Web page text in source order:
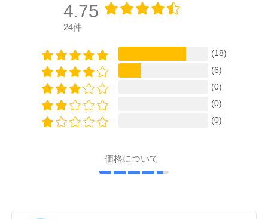
4.75
24件
(18)
(6)
(0)
(0)
(0)
価格について